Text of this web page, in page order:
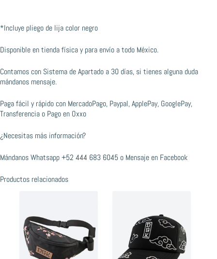
*Incluye pliego de lija color negro
Disponible en tienda física y para envío a todo México.
Contamos con Sistema de Apartado a 30 días, si tienes alguna duda
mándanos mensaje.
Paga fácil y rápido con MercadoPago, Paypal, ApplePay, GooglePay,
Transferencia o Pago en Oxxo
¿Necesitas más información?
Mándanos Whatsapp+52 444 683 6045 o Mensaje en Facebook
Productos relacionados